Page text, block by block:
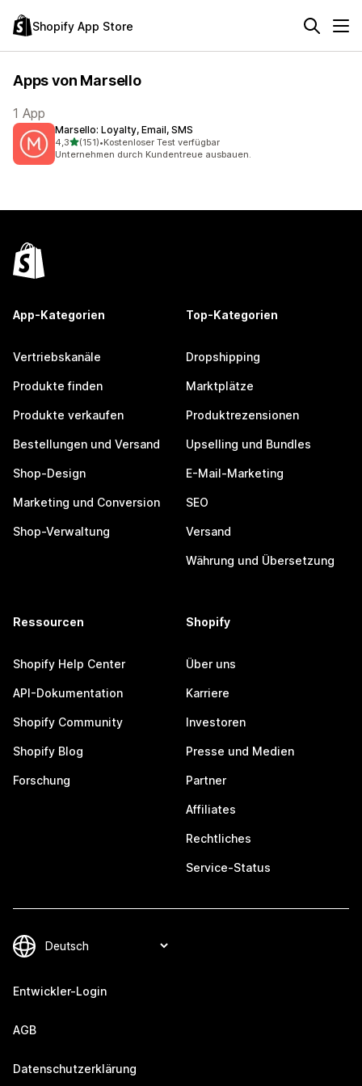
Shopify App Store
Apps von Marsello
1 App
Marsello: Loyalty, Email, SMS
4,3von 5 Sternen
(151)
151 Rezensionen insgesamt
•Kostenloser Test verfügbar
Unternehmen durch Kundentreue ausbauen.
App-Kategorien
Vertriebskanäle
Produkte finden
Produkte verkaufen
Bestellungen und Versand
Shop-Design
Marketing und Conversion
Shop-Verwaltung
Top-Kategorien
Dropshipping
Marktplätze
Produktrezensionen
Upselling und Bundles
E-Mail-Marketing
SEO
Versand
Währung und Übersetzung
Ressourcen
Shopify Help Center
API-Dokumentation
Shopify Community
Shopify Blog
Forschung
Shopify
Über uns
Karriere
Investoren
Presse und Medien
Partner
Affiliates
Rechtliches
Service-Status
Entwickler-Login
AGB
Datenschutzerklärung